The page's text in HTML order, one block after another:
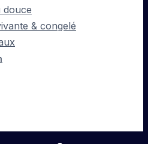
douce
& congelé